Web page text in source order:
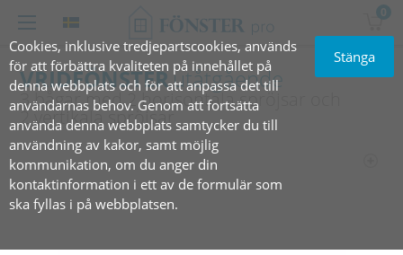
Cookies, inklusive tredjepartscookies, används
för att förbättra kvaliteten på innehållet på
denna webbplats och för att anpassa det till
användarnas behov. Genom att fortsätta
använda denna webbplats samtycker du till
användning av kakor, samt möjlig
kommunikation, om du anger din
kontaktinformation i ett av de formulär som
ska fyllas i på webbplatsen.
Stänga
0
VRIDFÖNSTERutåtgående
3 bågar med 2 horisontala spröjsar och
2 vertikala spröjsar